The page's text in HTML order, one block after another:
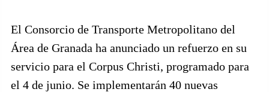
El Consorcio de Transporte Metropolitano del
Área de Granada ha anunciado un refuerzo en su
servicio para el Corpus Christi, programado para
el 4 de junio. Se implementarán 40 nuevas